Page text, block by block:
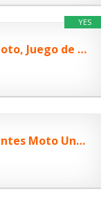
YES
RUIZHI Intermitentes Moto, Juego de 4 12V Intermitentes Moto Homologados,...
PROZOR 4PCS Intermitentes Moto Universal Homologadas ECE R50 Luces de Señal de...